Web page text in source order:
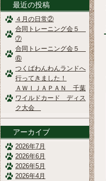
最近の投稿
４月の日常②
合同トレーニング会５
⑦
合同トレーニング会５
⑥
つくばわんわんランドへ
行ってきました！
ＡＷＩＪＡＰＡＮ 千葉
ワイルドカード ディス
ク大会
アーカイブ
2026年7月
2026年6月
2026年5月
2026年4月